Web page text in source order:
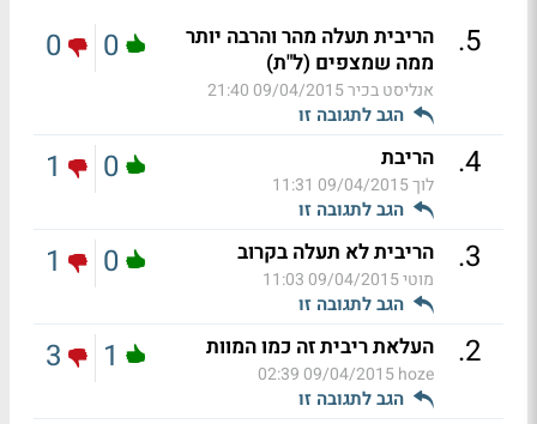
5
.
הריבית תעלה מהר והרבה יותר
ממה שמצפים (ל"ת)
אנליסט בכיר09/04/2015 21:40
הגב לתגובה זו
0
0
4
. הריבת
לוך09/04/2015 11:31
הגב לתגובה זו
0
1
3
. הריבית לא תעלה בקרוב
מוטי09/04/2015 11:03
הגב לתגובה זו
0
1
2
. העלאת ריבית זה כמו המוות
hoze
09/04/2015 02:39
הגב לתגובה זו
1
3